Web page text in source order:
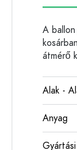
A
átmérő
Alak -
Anyag